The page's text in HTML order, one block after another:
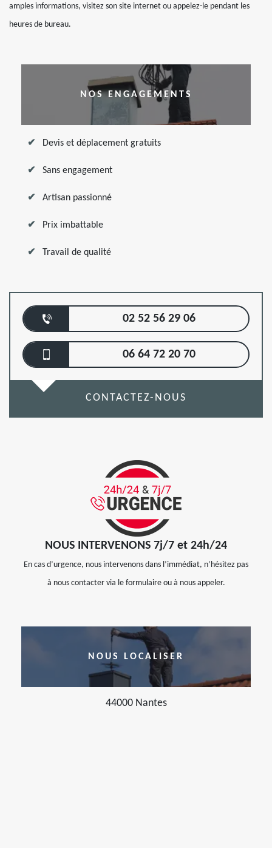
amples informations, visitez son site internet ou appelez-le pendant les
heures de bureau.
NOS ENGAGEMENTS
Devis et déplacement gratuits
Sans engagement
Artisan passionné
Prix imbattable
Travail de qualité
02 52 56 29 06
06 64 72 20 70
CONTACTEZ-NOUS
NOUS INTERVENONS 7j/7 et 24h/24
En cas d’urgence, nous intervenons dans l’immédiat, n’hésitez pas
à nous contacter via le formulaire ou à nous appeler.
NOUS LOCALISER
44000 Nantes